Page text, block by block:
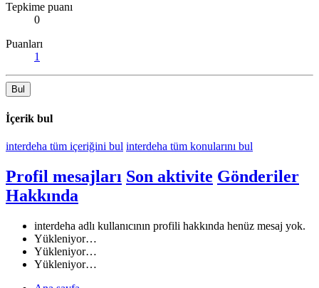
Tepkime puanı
0
Puanları
1
Bul
İçerik bul
interdeha tüm içeriğini bul interdeha tüm konularını bul
Profil mesajları Son aktivite Gönderiler
Hakkında
interdeha adlı kullanıcının profili hakkında henüz mesaj yok.
Yükleniyor…
Yükleniyor…
Yükleniyor…